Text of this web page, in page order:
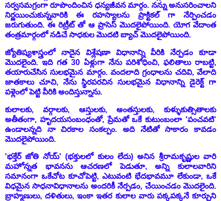
సర్వసమగ్రంగా రూపొందించిన ధన్యజీవన మార్గం. నన్ను అనుసరించాలని
నిర్ణయించుకున్నవారికి ఈ రహస్యాలను ప్రాక్టికల్ గా నేర్పించడం
జరుగుతుంది. ఈ రిట్రీట్ తో ఆ ప్రాసెస్ మొదలైపోయింది. యోగ వేదాంత
తంత్రమార్గంలో నడిచే సాధకుల మొదటి బ్యాచ్ మొదలైపోయింది.
జ్యోతిష్యశాస్త్రంలో నాదైన విశ్లేషణా విధానాన్ని వీరికి నేర్పడం కూడా
మొదలైంది. ఇది గత 30 ఏళ్లుగా నేను పరిశోధించి, ఫలితాలు రాబట్టి,
తయారుచేసిన సులభమైన మార్గం. వందలాది గ్రంధాలను చదివి, వేలాది
జాతకాలు చూచి, నేను స్థిరపరచిన సులభమైన విధానాన్ని డైరెక్ట్ గా
పళ్లెంలో పెట్టి వీరికి అందిస్తున్నాను.
కులాలకు, వర్గాలకు, ఆస్తులకు, అంతస్తులకు, కుళ్ళుకుత్సితాలకు
అతీతంగా, హృదయసంబంధంతో, ప్రేమతో ఒకే కుటుంబంలా 'పంచవటి'
ఉండాలన్నది నా చిరకాల సంకల్పం. అది నేటితో సాకారం కావడం
మొదలైపోయింది.
'భక్తేర్ జోతి నోయ్' (భక్తులలో కులం లేదు) అనిన శ్రీరామకృష్ణుల వారి
మహోన్నత భావనను ఆచరణలో పెడుతూ, అన్ని కులాలవారిని
సమానంగా ఒకేచోట కూచోపెట్టి, ఎటువంటి భేదభావమూ లేకుండా, ఒకే
విధమైన సాధనావిధానాలను అందరికీ నేర్పడం, చేయించడం మొదలైంది.
బ్రాహ్మణులు, దళితులు, ఇంకా ఇతర కులాల వారు పక్కపక్కనే కూర్చుని